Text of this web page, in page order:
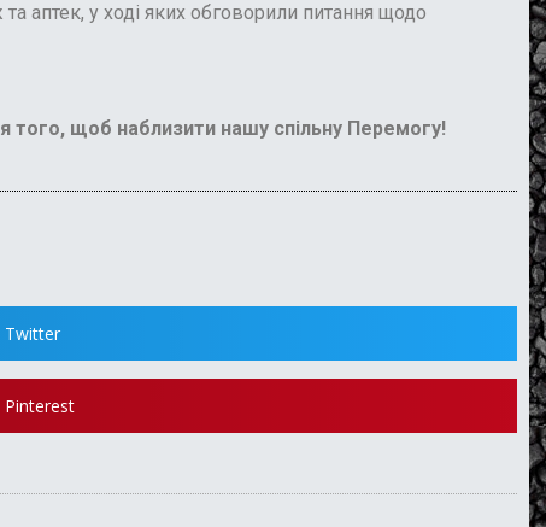
аптек, у ході яких обговорили питання щодо
щоб наблизити нашу спільну Перемогу!
Twitter
Pinterest